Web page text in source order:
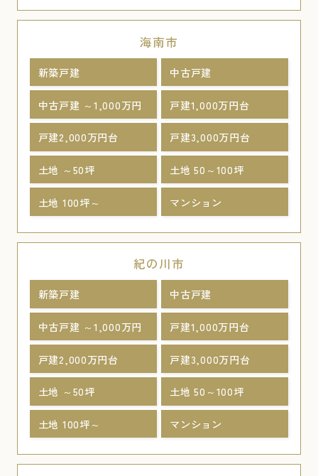
海南市
新築戸建 中古戸建
中古戸建 ～1,000万円 戸建1,000万円台
戸建2,000万円台 戸建3,000万円台
土地 ～50坪 土地 50～100坪
土地 100坪～ マンション
紀の川市
新築戸建 中古戸建
中古戸建 ～1,000万円 戸建1,000万円台
戸建2,000万円台 戸建3,000万円台
土地 ～50坪 土地 50～100坪
土地 100坪～ マンション